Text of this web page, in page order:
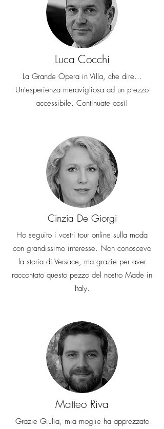
Luca Cocchi
La Grande Opera in Villa, che dire...
Un'esperienza meravigliosa ad un prezzo
accessibile. Continuate così!
Cinzia De Giorgi
Ho seguito i vostri tour online sulla moda
con grandissimo interesse. Non conoscevo
la storia di Versace, ma grazie per aver
raccontato questo pezzo del nostro Made in
Italy.
Matteo Riva
Grazie Giulia, mia moglie ha apprezzato